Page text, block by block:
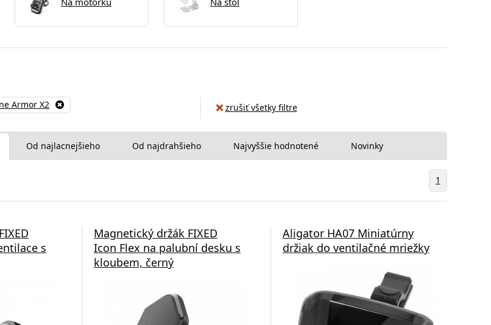
Armor X2 zrušiť všetky filtre
Od najlacnejšieho Od najdrahšieho Najvyššie hodnotené Novinky
1
s
Magnetický držák FIXED
Icon Flex na palubní desku s
kloubem, černý
Aligator HA07 Miniatúrny
držiak do ventilačné mriežky